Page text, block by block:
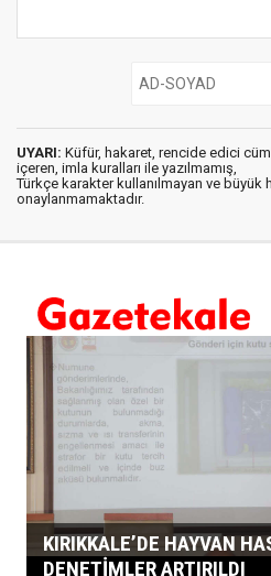
UYARI: Küfür, hakaret, rencide edici
içeren, imla kuralları ile yazılmamış,
Türkçe karakter kullanılmayan ve büyük
onaylanmamaktadır.